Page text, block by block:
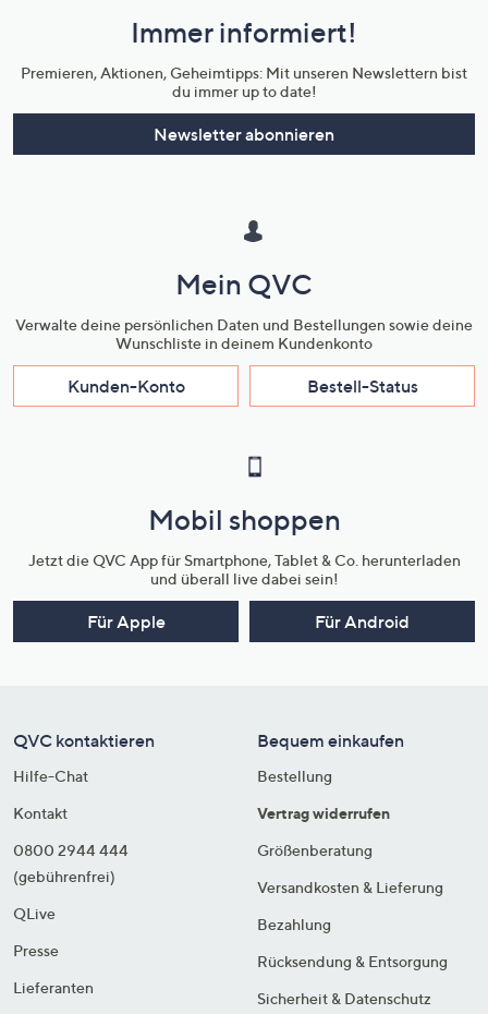
Unternehmensinformationen
Immer informiert!
Premieren, Aktionen, Geheimtipps: Mit unseren Newslettern bist
du immer up to date!
Newsletter abonnieren
Mein QVC
Verwalte deine persönlichen Daten und Bestellungen sowie deine
Wunschliste in deinem Kundenkonto
Kunden-Konto Bestell-Status
Mobil shoppen
Jetzt die QVC App für Smartphone, Tablet & Co. herunterladen
und überall live dabei sein!
Für Apple Für Android
QVC kontaktieren
Hilfe-Chat
Kontakt
0800 2944 444
(gebührenfrei)
QLive
Presse
Lieferanten
Bequem einkaufen
Bestellung
Vertrag widerrufen
Größenberatung
Versandkosten & Lieferung
Bezahlung
Rücksendung & Entsorgung
Sicherheit & Datenschutz